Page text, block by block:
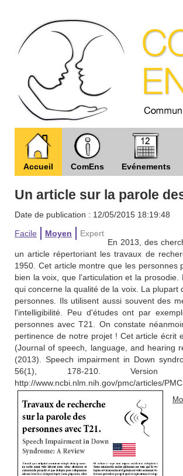
Accueil ComEns Evénements
Un article sur la parole
Date de publication : 12/05/2015 18:19:48
Facile
Moyen
Expert
En 2013, des
un article répertoriant les travaux de
1950. Cet article montre que les
bien la voix, que l'articulation et la
qui concerne la qualité de la voix. La
personnes. Ils utilisent aussi souvent des
l'intelligibilité. Peu d'études ont par
personnes avec T21. On constate
pertinence de notre projet ! Cet article écrit
(Journal of speech, language, and hearing
(2013). Speech impairment in Down
56(1), 178-210.
http://www.ncbi.nlm.nih.gov/pmc/articles/